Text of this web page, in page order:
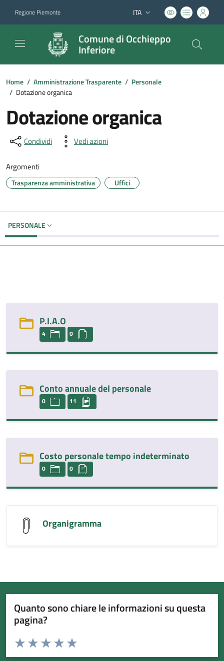
Regione Piemonte Lingua attiva:
ITA
Comune di Occhieppo
Inferiore
Home / Amministrazione Trasparente / Personale
/ Dotazione organica
Dotazione organica
Condividi Vedi azioni
Argomenti
Trasparenza amministrativa Uffici
PERSONALE
P.I.A.O
4 0
Conto annuale del personale
0 11
Costo personale tempo indeterminato
0 0
Organigramma
Quanto sono chiare le informazioni su questa
pagina?
Valuta da 1 a 5 stelle la pagina
Valuta 5 stelle su 5
Valuta 4 stelle su 5
Valuta 3 stelle su 5
Valuta 2 stelle su 5
Valuta 1 stelle su 5